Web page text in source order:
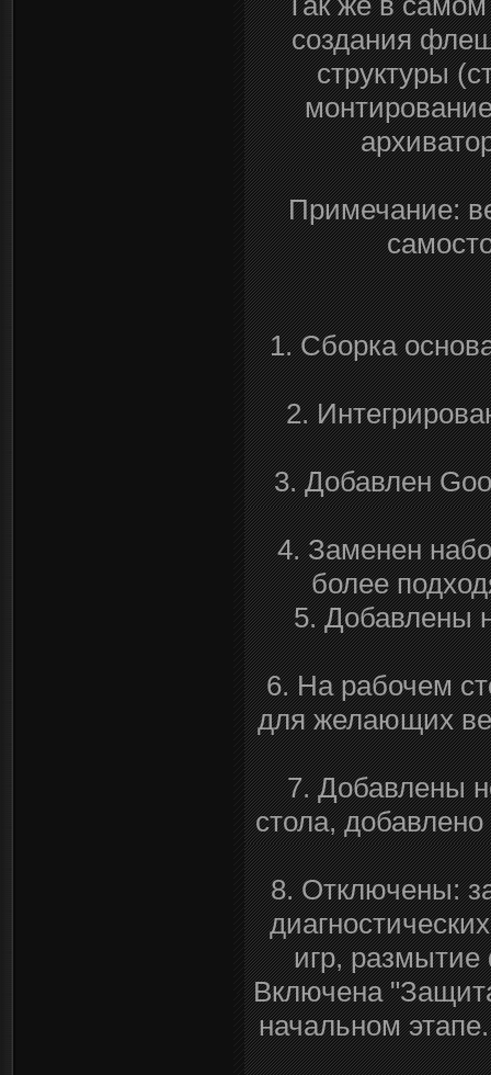
создания
структуры
Примечание:
1. Сборка
2.
3. Добавлен
4. Заменен
более
5. Добавлены
6. На рабочем
для желающих
7. Добавлены
стола,
8. Отключены:
игр,
Включена
начальном